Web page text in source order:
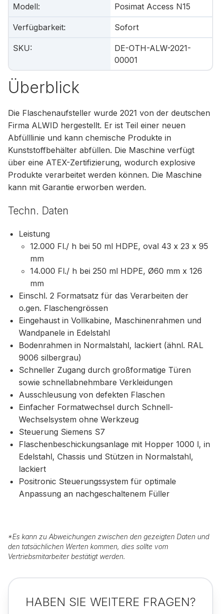
Modell: Posimat Access N15
Verfügbarkeit: Sofort
SKU:
DE-OTH-ALW-2021-
00001
Überblick
Die Flaschenaufsteller wurde 2021 von der deutschen
Firma ALWID hergestellt. Er ist Teil einer neuen
Abfülllinie und kann chemische Produkte in
Kunststoffbehälter abfüllen. Die Maschine verfügt
über eine ATEX-Zertifizierung, wodurch explosive
Produkte verarbeitet werden können. Die Maschine
kann mit Garantie erworben werden.
Techn. Daten
Leistung
12.000 Fl./ h bei 50 ml HDPE, oval 43 x 23 x 95
mm
14.000 Fl./ h bei 250 ml HDPE, Ø60 mm x 126
mm
Einschl. 2 Formatsatz für das Verarbeiten der
o.gen. Flaschengrössen
Eingehaust in Vollkabine, Maschinenrahmen und
Wandpanele in Edelstahl
Bodenrahmen in Normalstahl, lackiert (ähnl. RAL
9006 silbergrau)
Schneller Zugang durch großformatige Türen
sowie schnellabnehmbare Verkleidungen
Ausschleusung von defekten Flaschen
Einfacher Formatwechsel durch Schnell-
Wechselsystem ohne Werkzeug
Steuerung Siemens S7
Flaschenbeschickungsanlage mit Hopper 1000 l, in
Edelstahl, Chassis und Stützen in Normalstahl,
lackiert
Positronic Steuerungssystem für optimale
Anpassung an nachgeschaltenem Füller
*Es kann zu Abweichungen zwischen den gezeigten Daten und
den tatsächlichen Werten kommen, dies sollte vom
Vertriebsmitarbeiter bestätigt werden.
HABEN SIE WEITERE FRAGEN?